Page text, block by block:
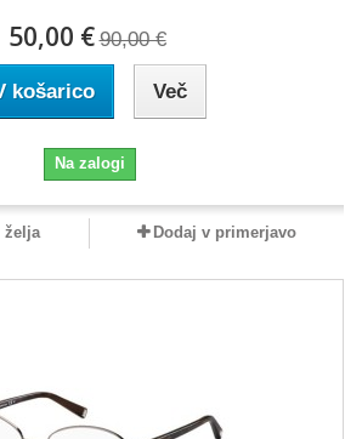
50,00 € 90,00 €
košarico Več
Na zalogi
želja Dodaj v primerjavo